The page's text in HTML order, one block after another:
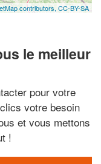
contributors, CC-BY-SA
le meilleur
pour votre
votre besoin
et vous mettons
!